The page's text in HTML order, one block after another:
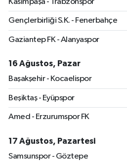
Kasımpaşa - Trabzonspor
Gençlerbirliği S.K. - Fenerbahçe
Gaziantep FK - Alanyaspor
16 Ağustos, Pazar
Başakşehir - Kocaelispor
Beşiktaş - Eyüpspor
Amed - Erzurumspor FK
17 Ağustos, Pazartesi
Samsunspor - Göztepe